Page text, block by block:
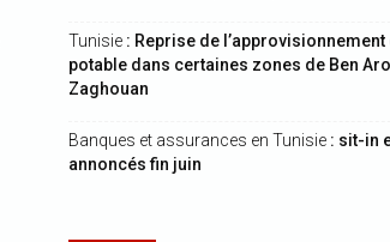
Tunisie : Reprise de l’approvisionnement
potable dans certaines zones de Ben
Zaghouan
Banques et assurances en Tunisie : sit-in
annoncés fin juin